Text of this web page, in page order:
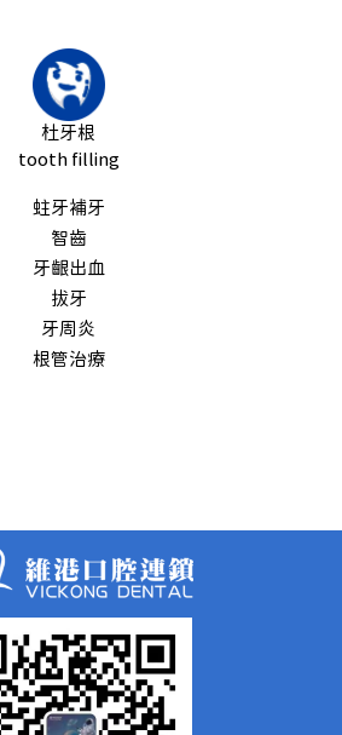
杜牙根
tooth filling
蛀牙補牙
智齒
牙齦出血
拔牙
牙周炎
根管治療